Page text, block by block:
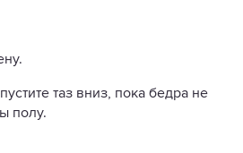
таз вниз, пока бедра не
полу.